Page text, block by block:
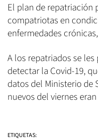
El plan de repatriación
compatriotas en
enfermedades
A los repatriados se
detectar la Covid-19,
datos del Ministerio de
nuevos del viernes
ETIQUETAS: